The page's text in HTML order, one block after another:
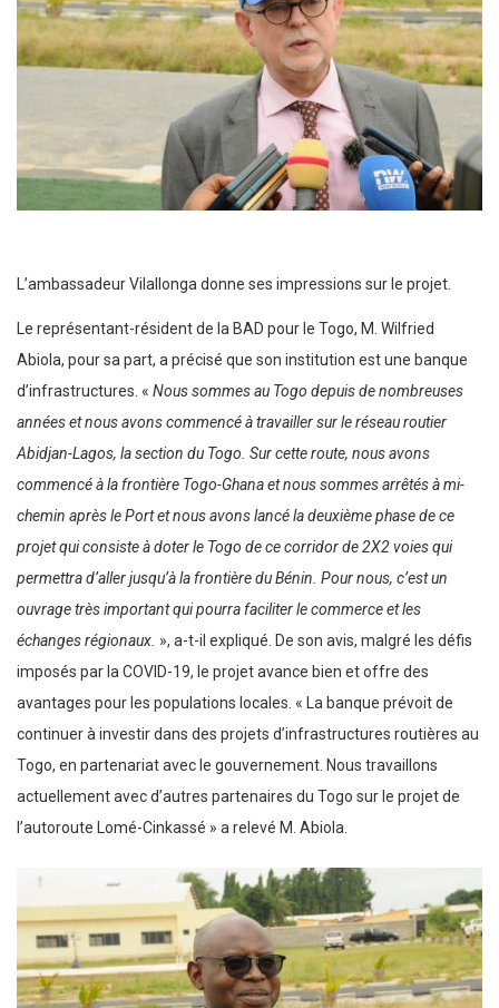
L’ambassadeur Vilallonga donne ses impressions sur le projet.
Le représentant-résident de la BAD pour le Togo, M. Wilfried
Abiola, pour sa part, a précisé que son institution est une banque
d’infrastructures. « Nous sommes au Togo depuis de nombreuses
années et nous avons commencé à travailler sur le réseau routier
Abidjan-Lagos, la section du Togo. Sur cette route, nous avons
commencé à la frontière Togo-Ghana et nous sommes arrêtés à mi-
chemin après le Port et nous avons lancé la deuxième phase de ce
projet qui consiste à doter le Togo de ce corridor de 2X2 voies qui
permettra d’aller jusqu’à la frontière du Bénin. Pour nous, c’est un
ouvrage très important qui pourra faciliter le commerce et les
échanges régionaux. », a-t-il expliqué. De son avis, malgré les défis
imposés par la COVID-19, le projet avance bien et offre des
avantages pour les populations locales. « La banque prévoit de
continuer à investir dans des projets d’infrastructures routières au
Togo, en partenariat avec le gouvernement. Nous travaillons
actuellement avec d’autres partenaires du Togo sur le projet de
l’autoroute Lomé-Cinkassé » a relevé M. Abiola.